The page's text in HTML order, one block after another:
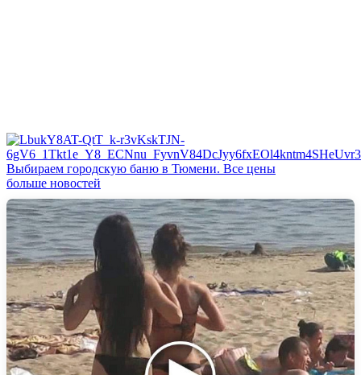
Выбираем городскую баню в Тюмени. Все цены
больше новостей